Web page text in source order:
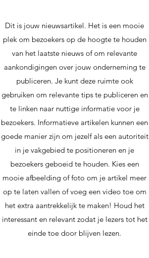
Dit is jouw nieuwsartikel. Het is een mooie
plek om bezoekers op de hoogte te houden
van het laatste nieuws of om relevante
aankondigingen over jouw onderneming te
publiceren. Je kunt deze ruimte ook
gebruiken om relevante tips te publiceren en
te linken naar nuttige informatie voor je
bezoekers. Informatieve artikelen kunnen een
goede manier zijn om jezelf als een autoriteit
in je vakgebied te positioneren en je
bezoekers geboeid te houden. Kies een
mooie afbeelding of foto om je artikel meer
op te laten vallen of voeg een video toe om
het extra aantrekkelijk te maken! Houd het
interessant en relevant zodat je lezers tot het
einde toe door blijven lezen.